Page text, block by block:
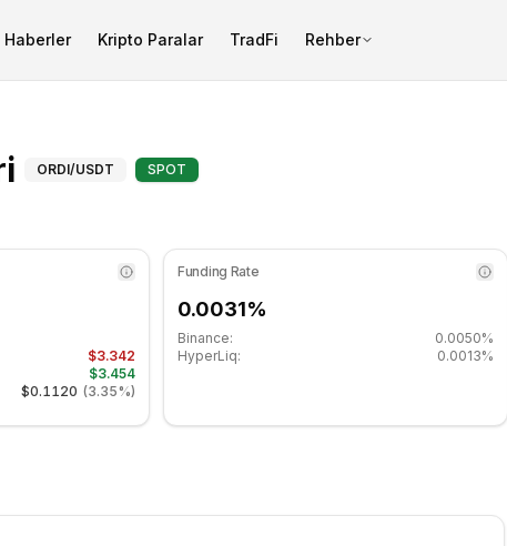
Haberler Kripto Paralar TradFi Rehber
seviyesinde nötr bölgede. Günlük trend yatay
ORDI (ORDI) Fibonacci
ORDI/USDT SPOT
$3.342
$3.454
$0.1120 (3.35%)
Funding Rate
0.0031%
Binance:
0.0050%
HyperLiq:
0.0013%